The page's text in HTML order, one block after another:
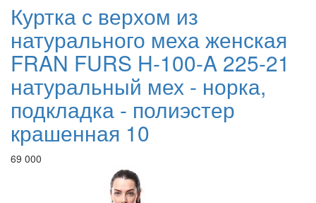
Куртка с верхом из
натурального меха женская
FRAN FURS H-100-A 225-21
натуральный мех - норка,
подкладка - полиэстер
крашенная 10
69 000